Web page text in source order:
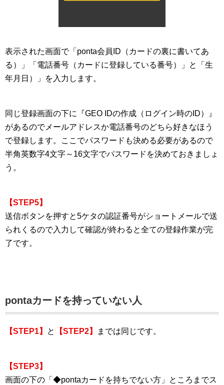
表示された画面で「ponta会員ID（カードの裏に書いてあ
る）」「電話番号（カードに登録している番号）」と「生
年月日）」を入力します。
同じ登録画面の下に『GEO IDの作成（ログイン時のID）』
があるのでメールアドレスか電話番号のどちら好きなほう
で登録します。ここでパスワードも決める必要があるので
半角英数字4文字～16文字でパスワードを決めておきましょ
う。
【STEP5】
送信ボタンを押すと5ケタの認証番号がショートメールで送
られくるので入力して確認が終わると全ての登録作業が完
了です。
pontaカードを持っていない人
【STEP1】 と 【STEP2】 までは同じです。
【STEP3】
画面の下の「◆pontaカードを持ちでない方」ところまでス